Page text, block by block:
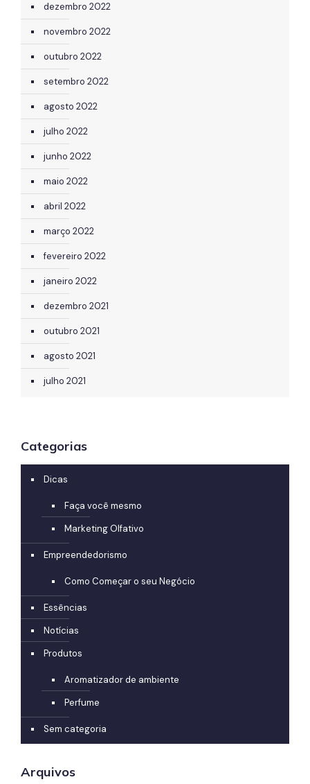
dezembro 2022
novembro 2022
outubro 2022
setembro 2022
agosto 2022
julho 2022
junho 2022
maio 2022
abril 2022
março 2022
fevereiro 2022
janeiro 2022
dezembro 2021
outubro 2021
agosto 2021
julho 2021
Categorias
Dicas
Faça você mesmo
Marketing Olfativo
Empreendedorismo
Como Começar o seu Negócio
Essências
Notícias
Produtos
Aromatizador de ambiente
Perfume
Sem categoria
Arquivos